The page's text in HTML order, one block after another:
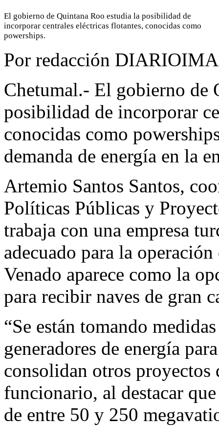
El gobierno de Quintana Roo estudia la posibilidad de
incorporar centrales eléctricas flotantes, conocidas como
powerships.
Por redacción
Chetumal.- El gobierno de
posibilidad de incorporar
conocidas como
demanda de energía en la
Artemio Santos Santos,
Políticas Públicas y
trabaja con una empresa
adecuado para la
Venado aparece como la
para recibir naves de gran
“Se están tomando
generadores de energía
consolidan otros proyectos
funcionario, al destacar
de entre 50 y 250